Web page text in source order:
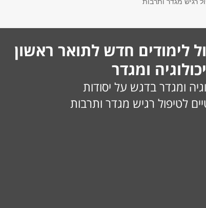
לימודים חדש לתואר ראשון
ומגדר
ומגדר בדגש על יסודות
לטיפול רגיש מגדר ותרבות